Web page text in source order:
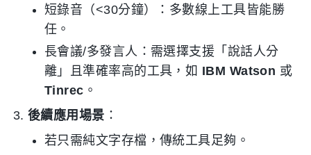
短錄音（<30分鐘）：多數線上工具皆能勝
任。
長會議/多發言人：需選擇支援「說話人分
離」且準確率高的工具，如 IBM Watson 或
Tinrec 。
後續應用場景 ：
若只需純文字存檔，傳統工具足夠。